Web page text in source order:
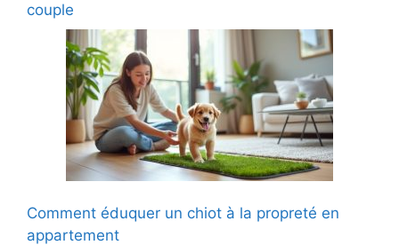
couple
Comment éduquer un chiot à la propreté en
appartement